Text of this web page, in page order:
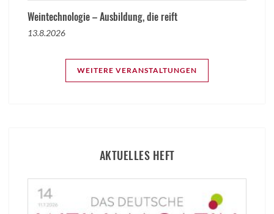
Weintechnologie – Ausbildung, die reift
13.8.2026
WEITERE VERANSTALTUNGEN
AKTUELLES HEFT